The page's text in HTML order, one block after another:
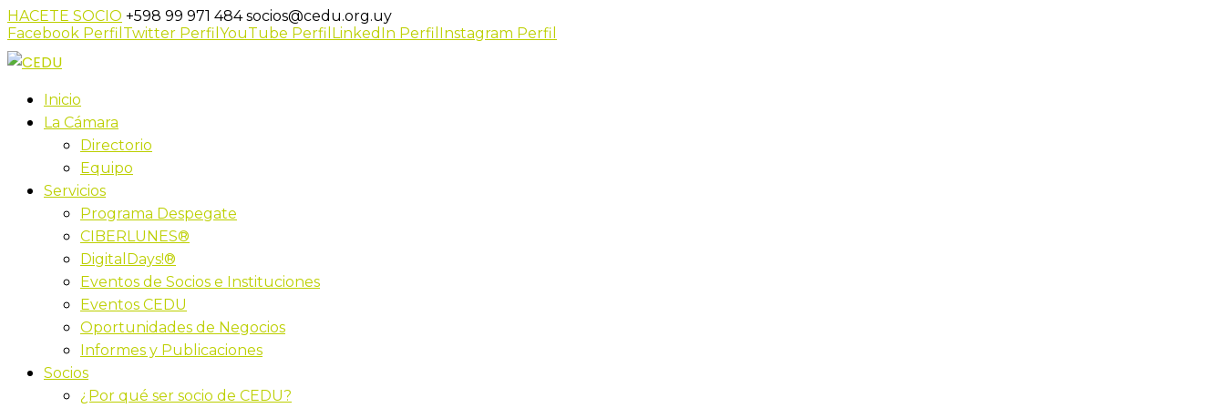
HACETE SOCIO +598 99 971 484socios@cedu.org.uy
Facebook Perfil Twitter Perfil YouTube Perfil LinkedIn Perfil Instagram Perfil
Inicio
La Cámara
Directorio
Equipo
Servicios
Programa Despegate
CIBERLUNES®
DigitalDays!®
Eventos de Socios e Instituciones
Eventos CEDU
Oportunidades de Negocios
Informes y Publicaciones
Socios
¿Por qué ser socio de CEDU?